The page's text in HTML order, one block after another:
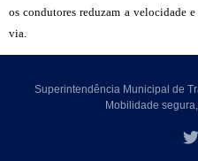
os condutores reduzam a velocidade
via.
Superintendência Municipal de
Mobilidade